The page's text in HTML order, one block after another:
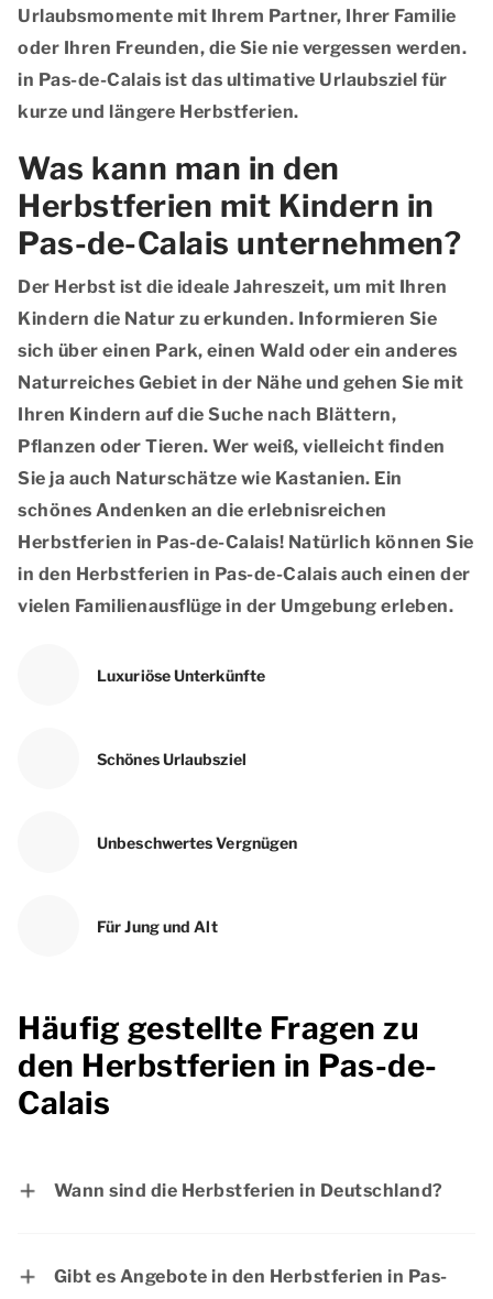
Urlaubsmomente mit Ihrem Partner, Ihrer Familie
oder Ihren Freunden, die Sie nie vergessen werden.
in Pas-de-Calais ist das ultimative Urlaubsziel für
kurze und längere Herbstferien.
Was kann man in den
Herbstferien mit Kindern in
Pas-de-Calais unternehmen?
Der Herbst ist die ideale Jahreszeit, um mit Ihren
Kindern die Natur zu erkunden. Informieren Sie
sich über einen Park, einen Wald oder ein anderes
Naturreiches Gebiet in der Nähe und gehen Sie mit
Ihren Kindern auf die Suche nach Blättern,
Pflanzen oder Tieren. Wer weiß, vielleicht finden
Sie ja auch Naturschätze wie Kastanien. Ein
schönes Andenken an die erlebnisreichen
Herbstferien in Pas-de-Calais! Natürlich können Sie
in den Herbstferien in Pas-de-Calais auch einen der
vielen Familienausflüge in der Umgebung erleben.
Luxuriöse Unterkünfte
Schönes Urlaubsziel
Unbeschwertes Vergnügen
Für Jung und Alt
Häufig gestellte Fragen zu
den Herbstferien in Pas-de-
Calais
Wann sind die Herbstferien in Deutschland?
zum 30.10.2026 und 31.10.2026
Gibt es Angebote in den Herbstferien in Pas-